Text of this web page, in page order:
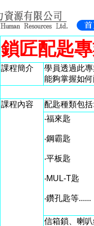
鎖匠配匙
課程簡介
學員透過此
能夠掌握如
課程內容
配匙種類包括
‧福來匙
‧鋼霸匙
‧平板匙
‧MUL-T匙
‧鑽孔匙等......
信箱鎖、喇